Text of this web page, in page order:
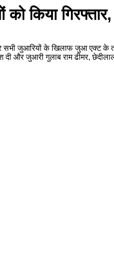
को किया
जुआरियों के खिलाफ जुआ एक्ट के
और जुआरी गुलाब राम ढीमर, छेदीलाल